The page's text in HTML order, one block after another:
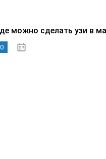
можно сделать узи в
0